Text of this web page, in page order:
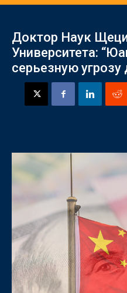
Доктор Наук
Университета:
серьезную угрозу